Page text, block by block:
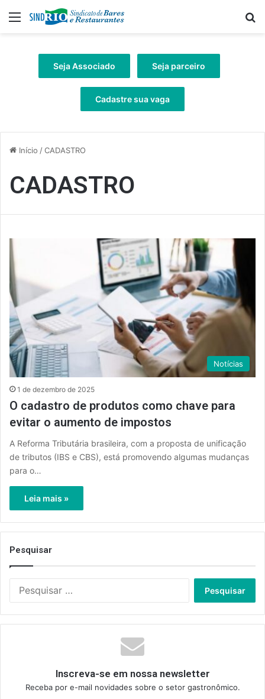
Menu
Seja Associado Seja parceiro
Cadastre sua vaga
Início /CADASTRO
CADASTRO
Notícias
1 de dezembro de 2025
O cadastro de produtos como chave para
evitar o aumento de impostos
A Reforma Tributária brasileira, com a proposta de unificação
de tributos (IBS e CBS), está promovendo algumas mudanças
para o…
Leia mais »
Pesquisar
Inscreva-se em nossa newsletter
Receba por e-mail novidades sobre o setor gastronômico.